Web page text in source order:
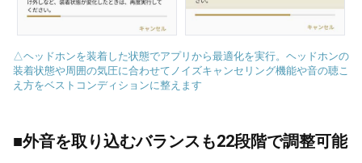
△ヘッドホンを装着した状態でアプリから最適化を実行。ヘッドホンの
装着状態や周囲の気圧に合わせてノイズキャンセリング機能や音の聴こ
え方をベストコンディションに整えます
■外音を取り込むバランスも22段階で調整可能